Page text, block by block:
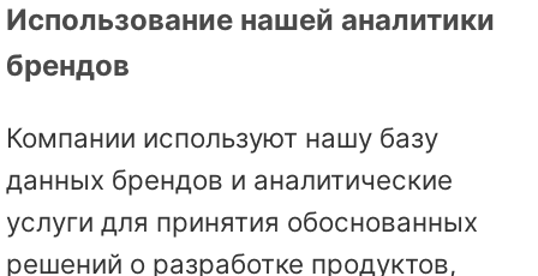
Использование нашей аналитики
брендов
Компании используют нашу базу
данных брендов и аналитические
услуги для принятия обоснованных
решений о разработке продуктов,